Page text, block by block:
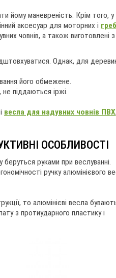
йому маневреність. Крім того, у
аксесуар для моторних і
човнів, а також виготовлені з
Однак, для
його обмежене.
не піддаються іржі.
весла для надувних човнів ПВХ,
ОСОБЛИВОСТІ
руками при веслуванні.
ручку алюмінієвого
то алюмінієві весла бувають
з протиударного пластику і